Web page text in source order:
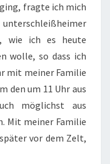
fragte ich mich
wie ich es heute
wolle, so dass ich
mit meiner Familie
den um 11 Uhr aus
möglichst aus
Mit meiner Familie
vor dem Zelt,